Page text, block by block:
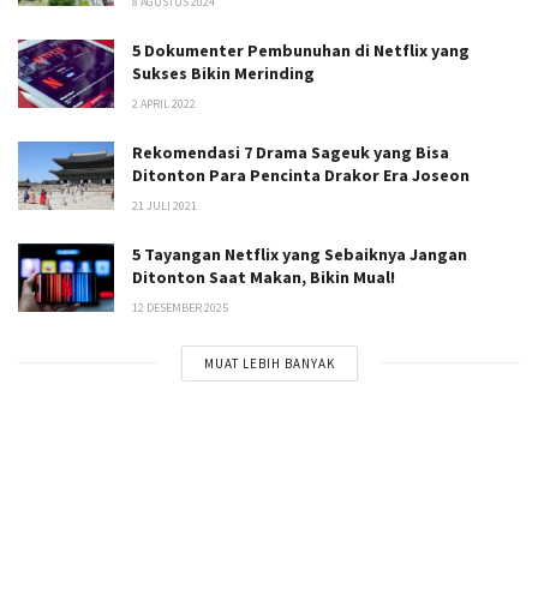
5 Dokumenter Pembunuhan di Netflix yang
Sukses Bikin Merinding
2 APRIL 2022
Rekomendasi 7 Drama Sageuk yang Bisa
Ditonton Para Pencinta Drakor Era Joseon
21 JULI 2021
5 Tayangan Netflix yang Sebaiknya Jangan
Ditonton Saat Makan, Bikin Mual!
12 DESEMBER 2025
MUAT LEBIH BANYAK